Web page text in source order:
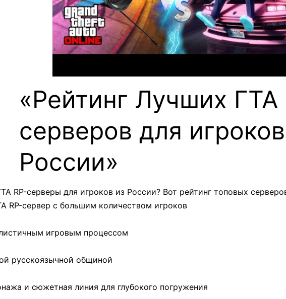
«Рейтинг Лучших ГТА
серверов для
России»
RP-серверы для игроков из России? Вот рейтинг топовых
RP-сервер с большим количеством игроков
игровым процессом
русскоязычной общиной
и сюжетная линия для глубокого погружения